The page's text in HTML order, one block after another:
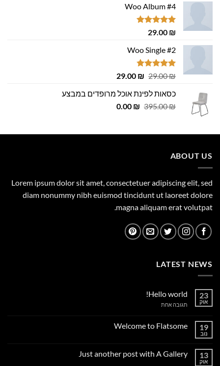
Woo Album #4
דורג5.00
29.00 ₪
Woo Single #2
דורג4.75
29.00₪
המחיר
היה:
29.00 ₪.
29.00 ₪
המחיר
הוא:
29.00 ₪.
כסאות לפינת אוכל מרופדים במבצע
395.00₪
המחיר
395.00 ₪.
0.00 ₪
המחיר
0.00 ₪.
ABOUT US
Lorem ipsum dolor sit amet, consectetuer adipiscing elit, sed
diam nonummy nibh euismod tincidunt ut laoreet dolore
magna aliquam erat volutpat.
LATEST NEWS
23
אוק
Hello world!
תגובה אחתעל
19
נוב
Welcome to Flatsome
Welcome
13
אוק
Just another post with A Gallery